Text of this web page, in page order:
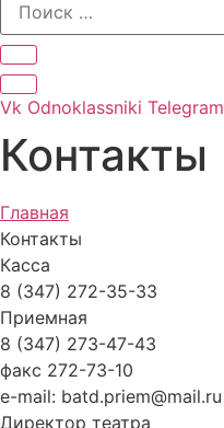
Vk Odnoklassniki Telegram
Контакты
Главная
Контакты
Касса
8 (347) 272-35-33
Приемная
8 (347) 273-47-43
факс 272-73-10
e-mail: batd.priem@mail.ru
Директор театра